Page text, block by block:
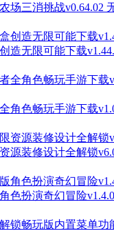
场三消挑战v0.64.02
造无限可能下载
角色畅玩手游下载
源装修设计全解锁
色扮演奇幻冒险